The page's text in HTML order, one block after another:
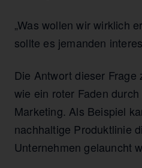
„Was wollen wir wirklich
sollte es jemanden
Die Antwort dieser Frage
wie ein roter Faden
Marketing. Als Beispiel
nachhaltige Produktlinie
Unternehmen gelauncht